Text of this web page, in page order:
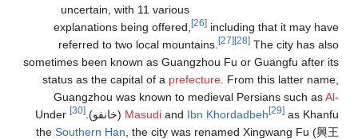
uncertain, with 11 various
explanations being offered,
[26]including that it may
referred to two local mountains.
The city has
sometimes been known as Guangzhou Fu or Guangfu
status as the capital of aprefecture. From this latter
Guangzhou was known to medieval Persians such
Masudi andIbn Khordadbeh [29]as خانفو).
[30]
Under
theSouthern Han, the city was renamed Xingwang Fu (